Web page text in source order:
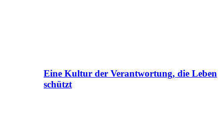
Eine Kultur der Verantwortung, die Leben
schützt